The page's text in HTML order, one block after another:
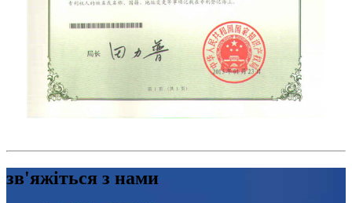
зв'яжіться з нами